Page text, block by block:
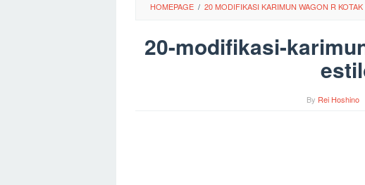
HOMEPAGE / 20 MODIFIKASI KARIMUN WAGON R
20-modifikasi-
By Rei Hoshino